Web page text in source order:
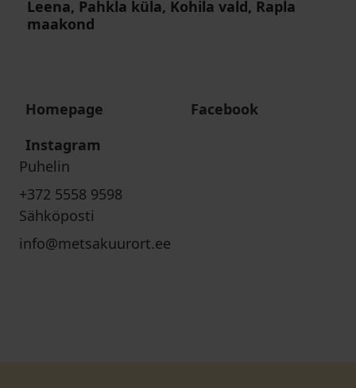
Leena, Pahkla küla, Kohila vald, Rapla
maakond
Homepage
Facebook
Instagram
Puhelin
+372 5558 9598
Sähköposti
info@metsakuurort.ee